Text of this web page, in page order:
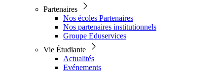
Partenaires
Nos écoles Partenaires
Nos partenaires institutionnels
Groupe Eduservices
Vie Étudiante
Actualités
Evénements